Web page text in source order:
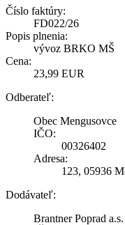
Číslo faktúry:
FD022/26
Popis plnenia:
vývoz BRKO MŠ
Cena:
23,99 EUR
Odberateľ:
Obec Mengusovce
IČO:
00326402
Adresa:
123, 05936
Dodávateľ:
Brantner Poprad a.s.